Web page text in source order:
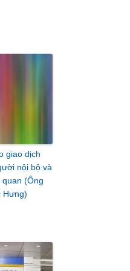
giao dịch
nội bộ và
(Ông